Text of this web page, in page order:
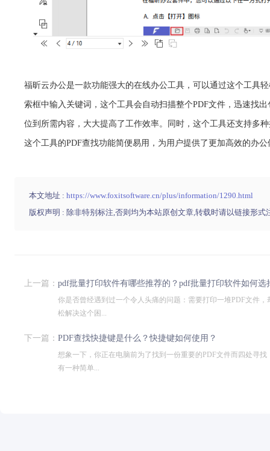
福昕云办公是一款功能强大的在线办公工具，可以通过这个工具
索框中输入关键词，这个工具会自动扫描整个PDF文件，迅速找
位到所需内容，大大提高了工作效率。同时，这个工具还支持多
这个工具的PDF查找功能简便易用，为用户提供了更加高效的办公
本文地址 : https://www.foxitsoftware.cn/plus/information/1290.html
版权声明 : 除非特别标注,否则均为本站原创文章,转载时请以链接形式
上一篇： pdf批量打印软件有哪些推荐的？pdf批量打印软件如何选
你是否曾经遇到过一个令人头痛的问题：需要打印一堆PDF文件
松解决这个困...
下一篇： PDF查找快捷键是什么？快捷键如何使用？
想象一下，你正在电脑前为了找到一份重要的PDF文件而四处寻
有一种简单...